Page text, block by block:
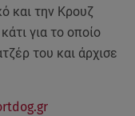
και την Κρουζ
για το οποίο
του και άρχισε